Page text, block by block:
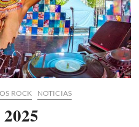
ROCK NOTICIAS